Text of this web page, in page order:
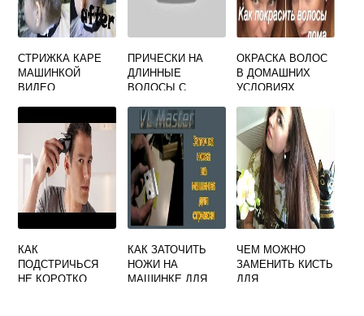
СТРИЖКА КАРЕ
МАШИНКОЙ
ВИДЕО
ПРИЧЕСКИ НА
ДЛИННЫЕ
ВОЛОСЫ С
ДОМАШНИХ
УСЛОВИЯХ
СВОИМИ РУКАМИ
ПОШАГОВО
ОКРАСКА ВОЛОС
В ДОМАШНИХ
УСЛОВИЯХ
КАК
ПОДСТРИЧЬСЯ
НЕ КОРОТКО
КАК ЗАТОЧИТЬ
НОЖИ НА
МАШИНКЕ ДЛЯ
ЧЕМ МОЖНО
ЗАМЕНИТЬ КИСТЬ
ДЛЯ